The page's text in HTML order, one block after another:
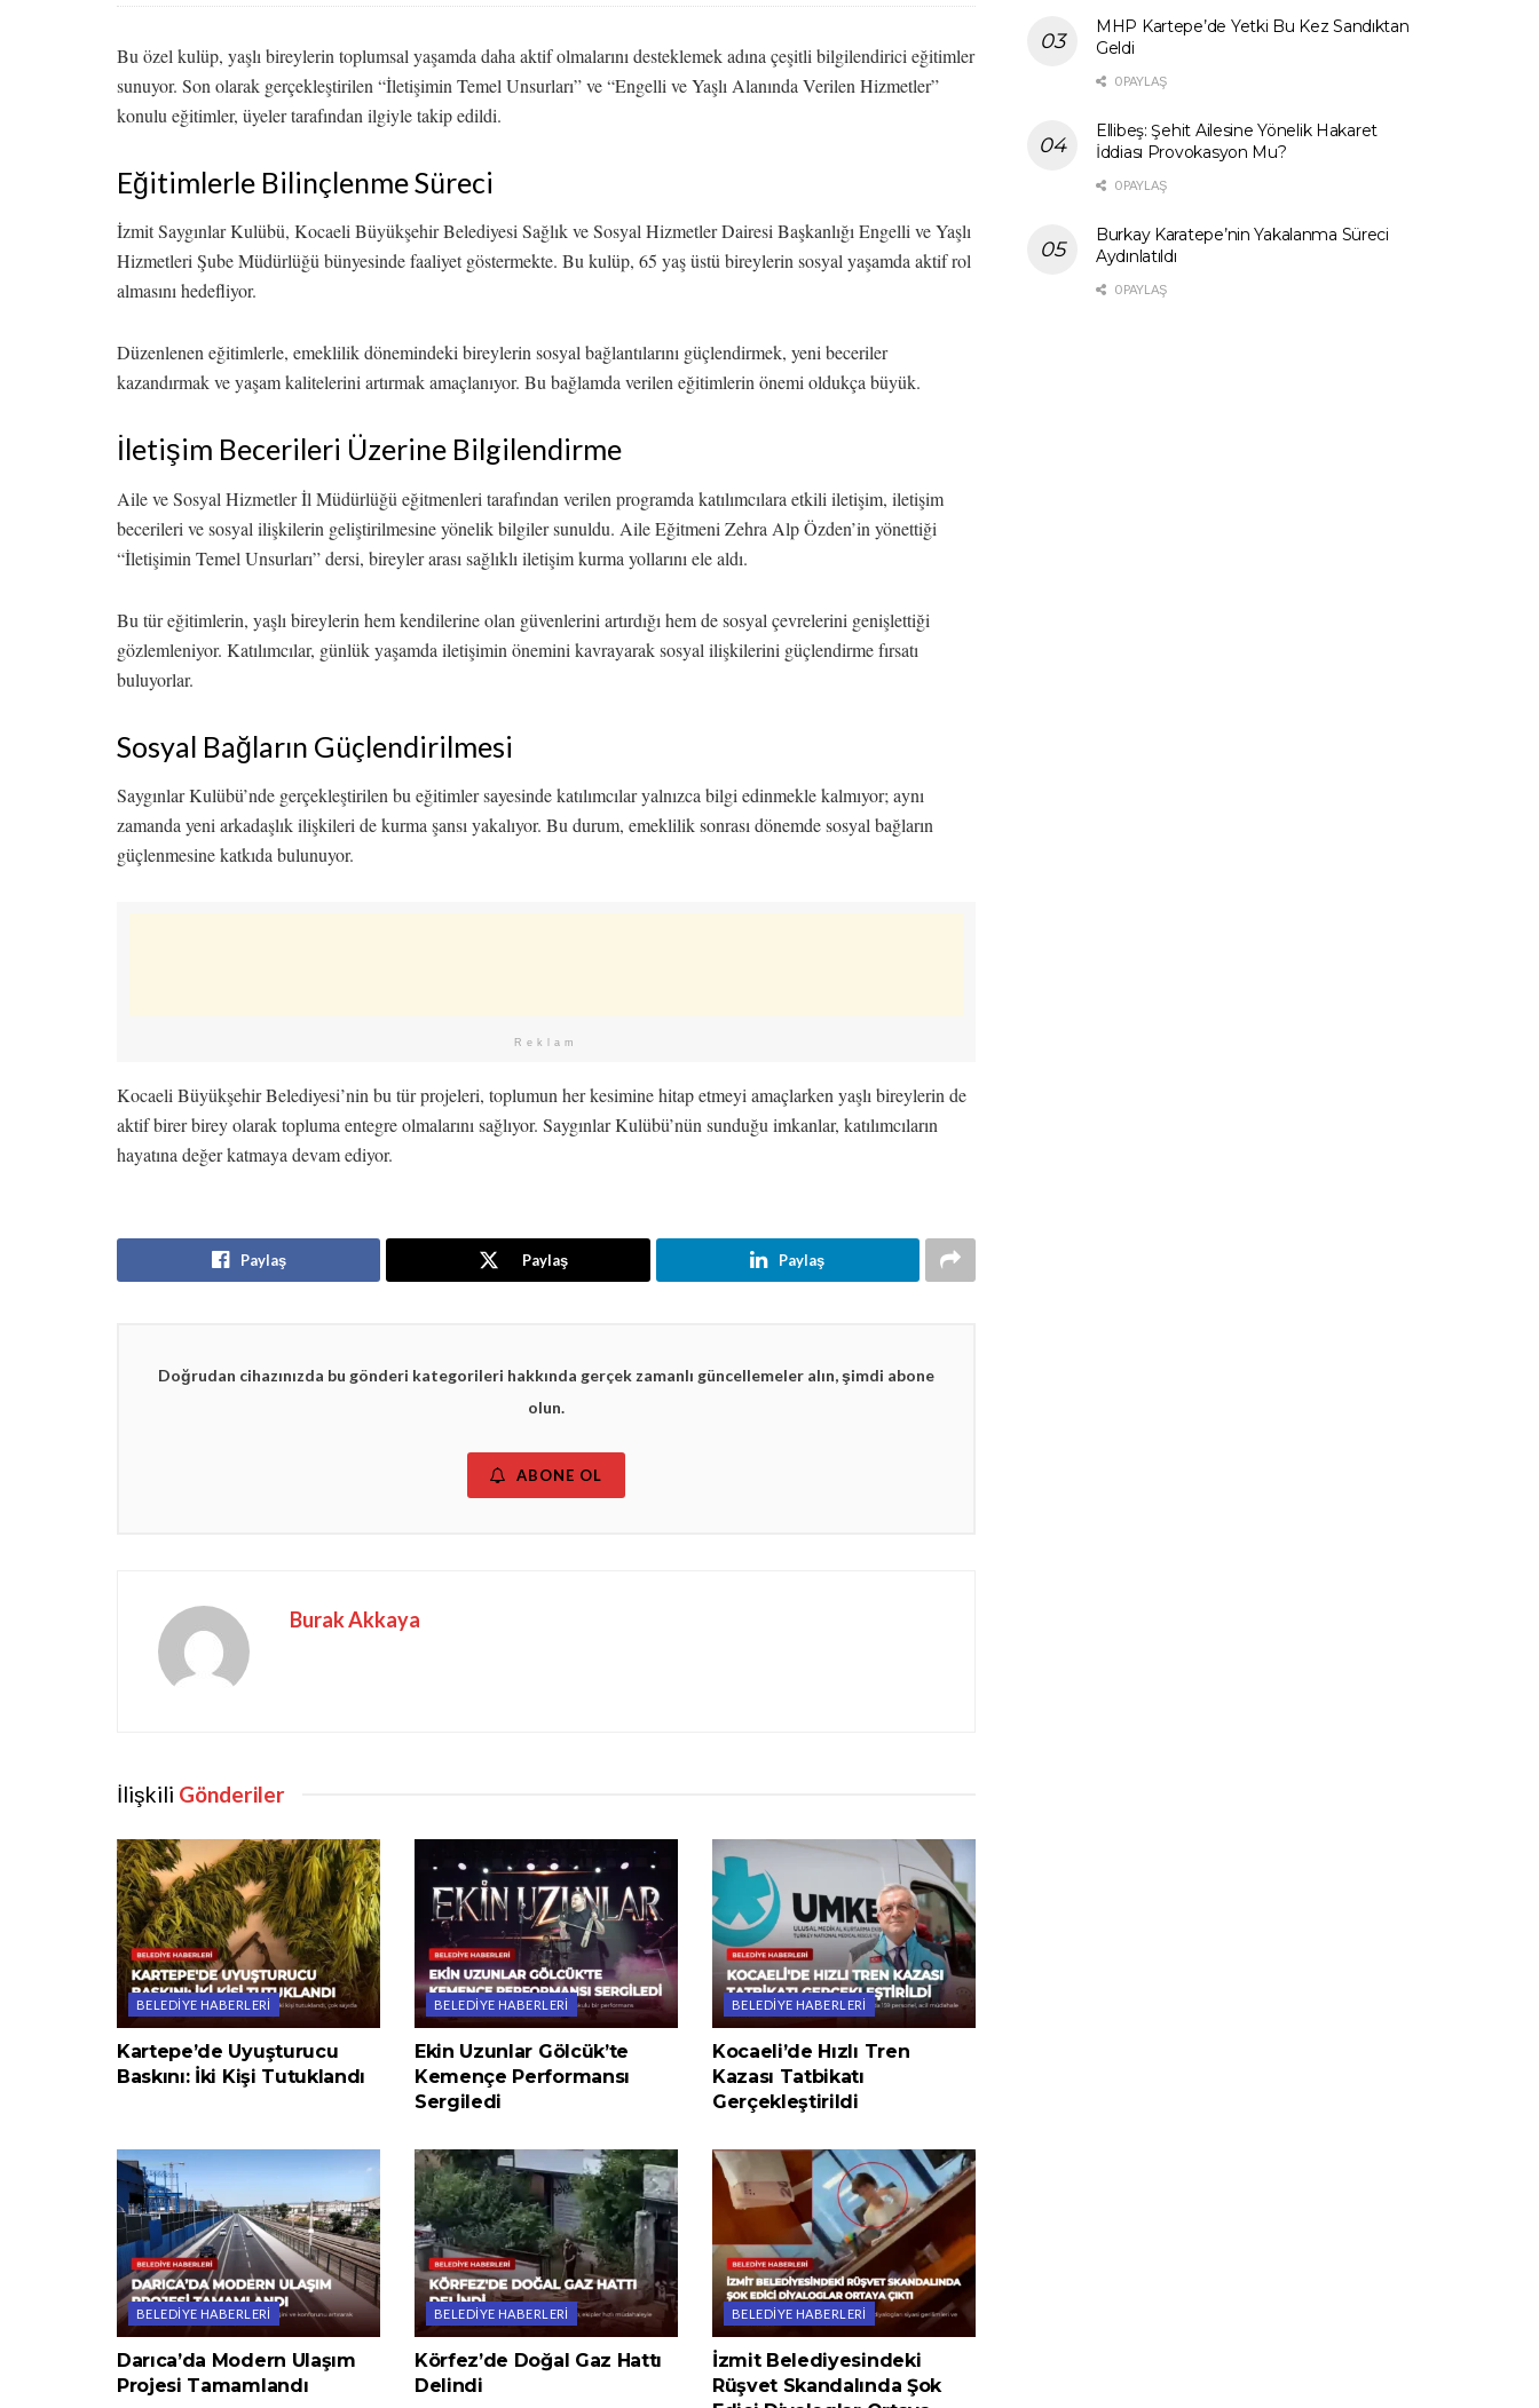
Bu özel kulüp, yaşlı bireylerin toplumsal yaşamda daha aktif olmalarını desteklemek adına çeşitli bilgilendirici eğitimler
sunuyor. Son olarak gerçekleştirilen “İletişimin Temel Unsurları” ve “Engelli ve Yaşlı Alanında Verilen Hizmetler”
konulu eğitimler, üyeler tarafından ilgiyle takip edildi.
Eğitimlerle Bilinçlenme Süreci
İzmit Saygınlar Kulübü, Kocaeli Büyükşehir Belediyesi Sağlık ve Sosyal Hizmetler Dairesi Başkanlığı Engelli ve Yaşlı
Hizmetleri Şube Müdürlüğü bünyesinde faaliyet göstermekte. Bu kulüp, 65 yaş üstü bireylerin sosyal yaşamda aktif rol
almasını hedefliyor.
Düzenlenen eğitimlerle, emeklilik dönemindeki bireylerin sosyal bağlantılarını güçlendirmek, yeni beceriler
kazandırmak ve yaşam kalitelerini artırmak amaçlanıyor. Bu bağlamda verilen eğitimlerin önemi oldukça büyük.
İletişim Becerileri Üzerine Bilgilendirme
Aile ve Sosyal Hizmetler İl Müdürlüğü eğitmenleri tarafından verilen programda katılımcılara etkili iletişim, iletişim
becerileri ve sosyal ilişkilerin geliştirilmesine yönelik bilgiler sunuldu. Aile Eğitmeni Zehra Alp Özden’in yönettiği
“İletişimin Temel Unsurları” dersi, bireyler arası sağlıklı iletişim kurma yollarını ele aldı.
Bu tür eğitimlerin, yaşlı bireylerin hem kendilerine olan güvenlerini artırdığı hem de sosyal çevrelerini genişlettiği
gözlemleniyor. Katılımcılar, günlük yaşamda iletişimin önemini kavrayarak sosyal ilişkilerini güçlendirme fırsatı
buluyorlar.
Sosyal Bağların Güçlendirilmesi
Saygınlar Kulübü’nde gerçekleştirilen bu eğitimler sayesinde katılımcılar yalnızca bilgi edinmekle kalmıyor; aynı
zamanda yeni arkadaşlık ilişkileri de kurma şansı yakalıyor. Bu durum, emeklilik sonrası dönemde sosyal bağların
güçlenmesine katkıda bulunuyor.
Reklam
Kocaeli Büyükşehir Belediyesi’nin bu tür projeleri, toplumun her kesimine hitap etmeyi amaçlarken yaşlı bireylerin de
aktif birer birey olarak topluma entegre olmalarını sağlıyor. Saygınlar Kulübü’nün sunduğu imkanlar, katılımcıların
hayatına değer katmaya devam ediyor.
Paylaş Paylaş Paylaş
Doğrudan cihazınızda bu gönderi kategorileri hakkında gerçek zamanlı güncellemeler alın, şimdi abone
olun.
ABONE OL
Burak Akkaya
İlişkili Gönderiler
BELEDIYE HABERLERI
Kartepe’de Uyuşturucu
Baskını: İki Kişi Tutuklandı
BELEDIYE HABERLERI
Ekin Uzunlar Gölcük’te
Kemençe Performansı
Sergiledi
BELEDIYE HABERLERI
Kocaeli’de Hızlı Tren
Kazası Tatbikatı
Gerçekleştirildi
BELEDIYE HABERLERI
Darıca’da Modern Ulaşım
Projesi Tamamlandı
BELEDIYE HABERLERI
Körfez’de Doğal Gaz Hattı
Delindi
BELEDIYE HABERLERI
İzmit Belediyesindeki
Rüşvet Skandalında Şok
MHP Kartepe’de Yetki Bu Kez Sandıktan
Geldi
0 PAYLAŞ
Ellibeş: Şehit Ailesine Yönelik Hakaret
İddiası Provokasyon Mu?
0 PAYLAŞ
Burkay Karatepe’nin Yakalanma Süreci
Aydınlatıldı
0 PAYLAŞ